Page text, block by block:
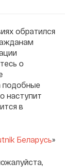
обратился
о
подобные
наступит
в
Беларусь»